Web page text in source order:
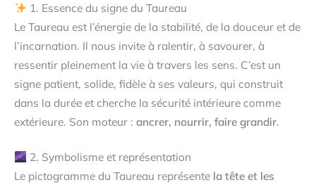
1. Essence du signe du Taureau
Le Taureau est l’énergie de la stabilité, de la douceur et de
l’incarnation. Il nous invite à ralentir, à savourer, à
ressentir pleinement la vie à travers les sens. C’est un
signe patient, solide, fidèle à ses valeurs, qui construit
dans la durée et cherche la sécurité intérieure comme
extérieure. Son moteur : ancrer, nourrir, faire grandir.
2. Symbolisme et représentation
Le pictogramme du Taureau représente la tête et les